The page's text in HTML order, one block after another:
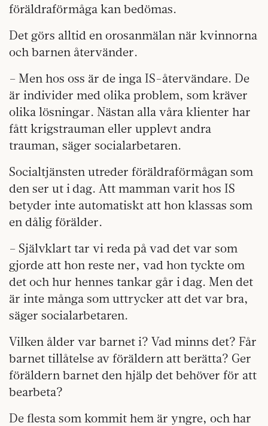
föräldraförmåga kan bedömas.
Det görs alltid en orosanmälan när kvinnorna
och barnen återvänder.
– Men hos oss är de inga IS-återvändare. De
är individer med olika problem, som kräver
olika lösningar. Nästan alla våra klienter har
fått krigstrauman eller upplevt andra
trauman, säger socialarbetaren.
Socialtjänsten utreder föräldraförmågan som
den ser ut i dag. Att mamman varit hos IS
betyder inte automatiskt att hon klassas som
en dålig förälder.
– Självklart tar vi reda på vad det var som
gjorde att hon reste ner, vad hon tyckte om
det och hur hennes tankar går i dag. Men det
är inte många som uttrycker att det var bra,
säger socialarbetaren.
Vilken ålder var barnet i? Vad minns det? Får
barnet tillåtelse av föräldern att berätta? Ger
föräldern barnet den hjälp det behöver för att
bearbeta?
De flesta som kommit hem är yngre, och har